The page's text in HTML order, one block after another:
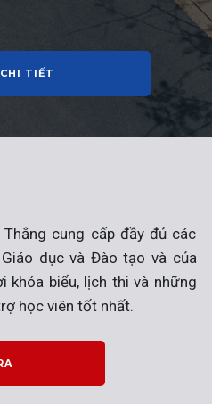
TIẾT
cung cấp đầy đủ các
dục và Đào tạo và của
khóa biểu, lịch thi và những
học viên tốt nhất.